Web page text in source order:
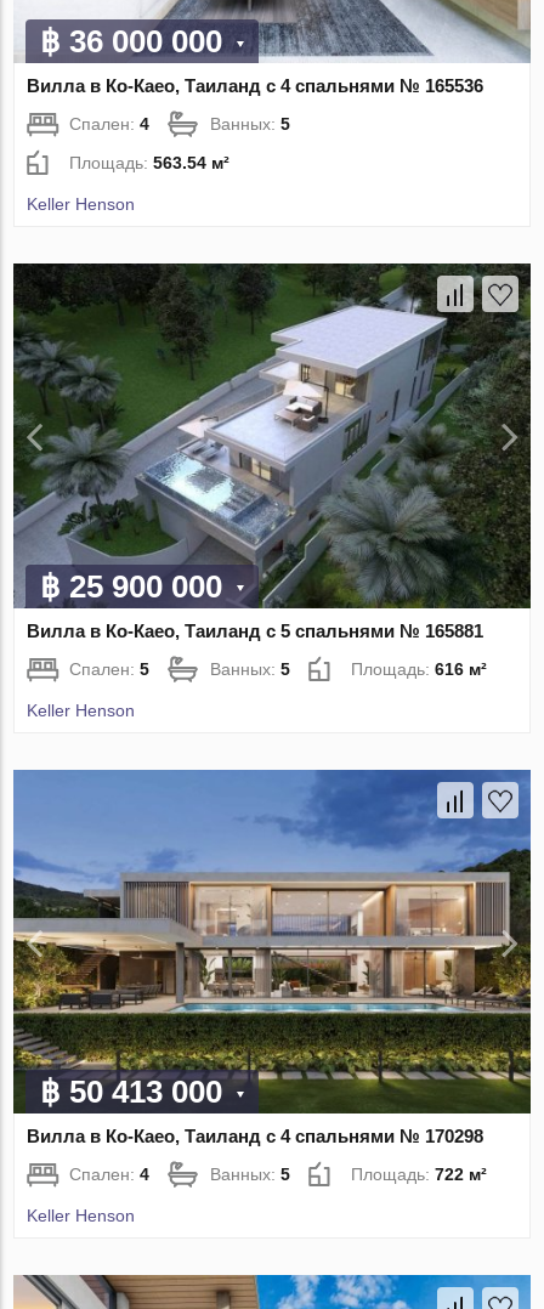
฿ 36 000 000
Вилла в Ко-Каео, Таиланд с 4 спальнями № 165536
Спален:4 Ванных:5
Площадь:563.54 м²
Keller Henson
฿ 25 900 000
Вилла в Ко-Каео, Таиланд с 5 спальнями № 165881
Спален:5 Ванных:5 Площадь:616 м²
Keller Henson
฿ 50 413 000
Вилла в Ко-Каео, Таиланд с 4 спальнями № 170298
Спален:4 Ванных:5 Площадь:722 м²
Keller Henson